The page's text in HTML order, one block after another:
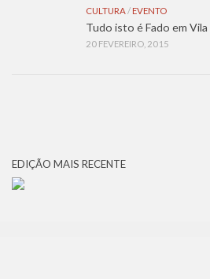
CULTURA/ EVENTO
Tudo isto é Fado em
20 FEVEREIRO, 2015
EDIÇÃO MAIS RECENTE